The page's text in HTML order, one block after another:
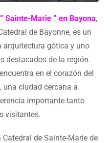
Sainte-Marie ” en Bayona,
de Bayonne, es un
arquitectura gótica y uno
destacados de la región.
en el corazón del
una ciudad cercana a
importante tanto
visitantes.
de Sainte-Marie de